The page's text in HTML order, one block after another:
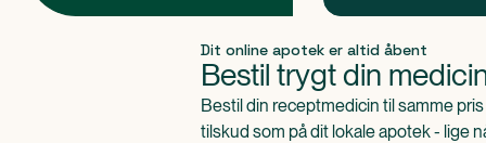
Dit online apotek er altid åbent
Bestil trygt din
Bestil din receptmedicin til samme
tilskud som på dit lokale apotek - lige